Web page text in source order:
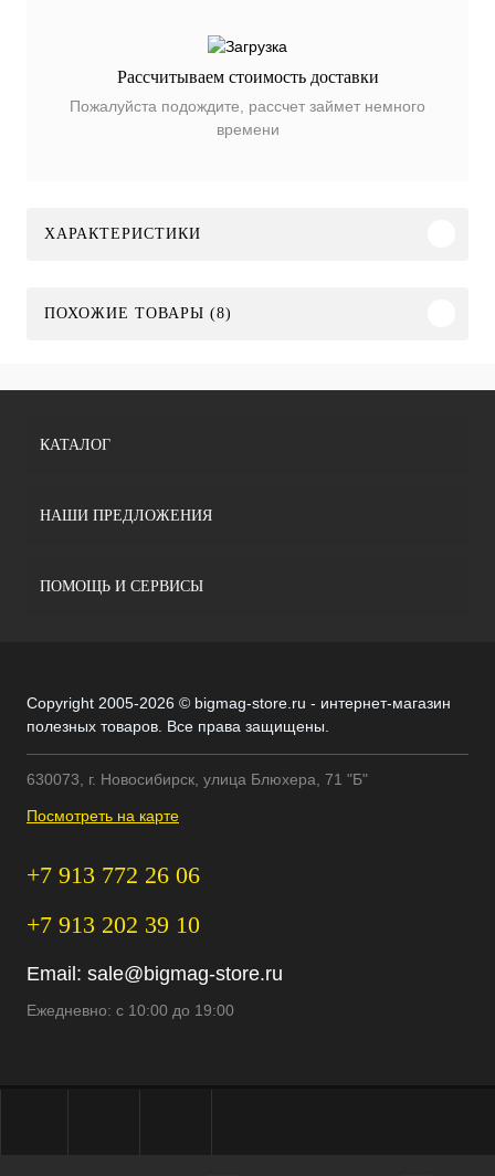
Рассчитываем стоимость доставки
Пожалуйста подождите, рассчет займет немного
времени
ХАРАКТЕРИСТИКИ
ПОХОЖИЕ ТОВАРЫ (8)
КАТАЛОГ
НАШИ ПРЕДЛОЖЕНИЯ
ПОМОЩЬ И СЕРВИСЫ
Copyright 2005-2026 © bigmag-store.ru - интернет-магазин
полезных товаров. Все права защищены.
630073, г. Новосибирск, улица Блюхера, 71 "Б"
Посмотреть на карте
+7 913 772 26 06
+7 913 202 39 10
Email: sale@bigmag-store.ru
Ежедневно: с 10:00 до 19:00